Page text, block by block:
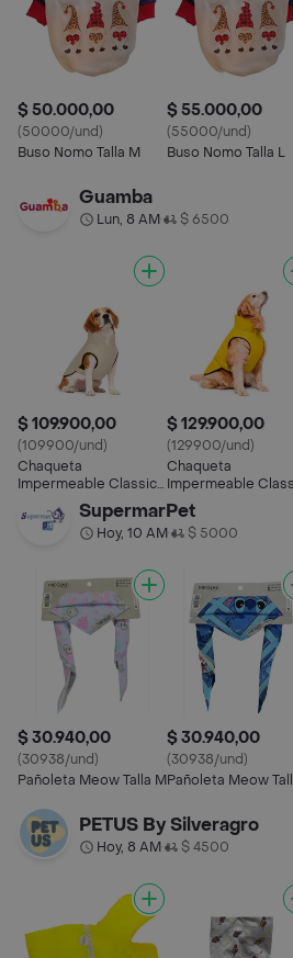
$ 50.000,00
(50000/und)
Buso Nomo Talla M
$ 55.000,00
(55000/und)
Buso Nomo Talla L
Guamba
Lun, 8 AM• $ 6500
$ 109.900,00
(109900/und)
Chaqueta
Impermeable Classic
Dog M Beige
$ 129.900,00
(129900/und)
Chaqueta
Impermeable
Dog L Amarillo
SupermarPet
Hoy, 10 AM• $ 5000
$ 30.940,00
(30938/und)
Pañoleta Meow Talla M
$ 30.940,00
(30938/und)
Pañoleta Meow
PETUS By Silveragro
Hoy, 8 AM• $ 4500